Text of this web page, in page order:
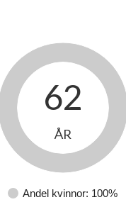
Andel kvinnor: 100%
62
ÅR